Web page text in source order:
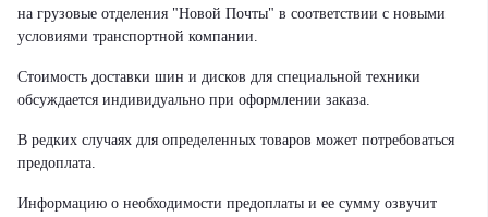
на грузовые отделения "Новой Почты" в соответствии с новыми
условиями транспортной компании.
Стоимость доставки шин и дисков для специальной техники
обсуждается индивидуально при оформлении заказа.
В редких случаях для определенных товаров может потребоваться
предоплата.
Информацию о необходимости предоплаты и ее сумму озвучит